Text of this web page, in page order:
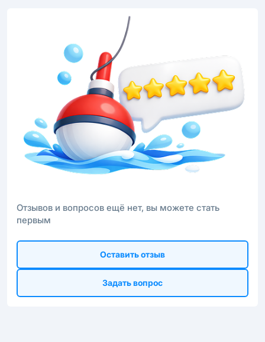
Отзывов и вопросов ещё нет, вы можете стать
первым
Оставить отзыв
Задать вопрос